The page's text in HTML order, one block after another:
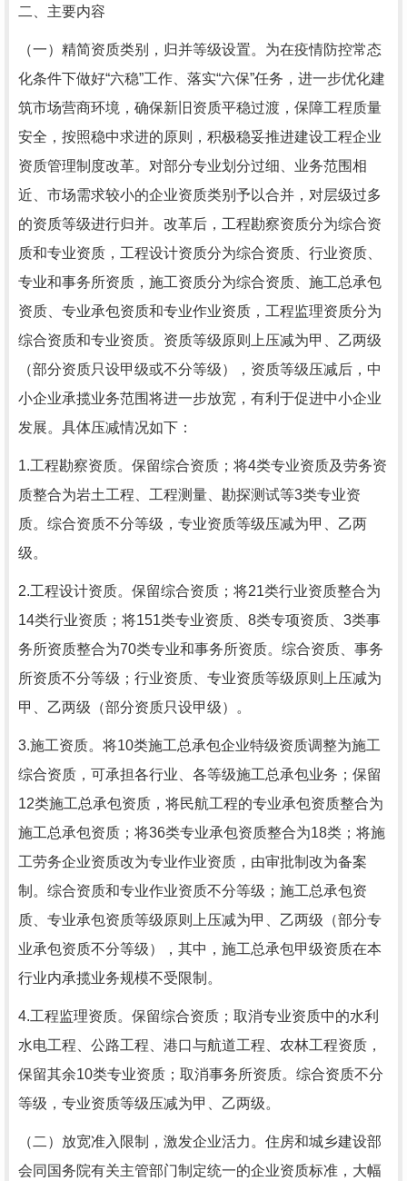
二、主要内容
（一）精简资质类别，归并等级设置。为在疫情防控常态
化条件下做好“六稳”工作、落实“六保”任务，进一步优化建
筑市场营商环境，确保新旧资质平稳过渡，保障工程质量
安全，按照稳中求进的原则，积极稳妥推进建设工程企业
资质管理制度改革。对部分专业划分过细、业务范围相
近、市场需求较小的企业资质类别予以合并，对层级过多
的资质等级进行归并。改革后，工程勘察资质分为综合资
质和专业资质，工程设计资质分为综合资质、行业资质、
专业和事务所资质，施工资质分为综合资质、施工总承包
资质、专业承包资质和专业作业资质，工程监理资质分为
综合资质和专业资质。资质等级原则上压减为甲、乙两级
（部分资质只设甲级或不分等级），资质等级压减后，中
小企业承揽业务范围将进一步放宽，有利于促进中小企业
发展。具体压减情况如下：
1.工程勘察资质。保留综合资质；将4类专业资质及劳务资
质整合为岩土工程、工程测量、勘探测试等3类专业资
质。综合资质不分等级，专业资质等级压减为甲、乙两
级。
2.工程设计资质。保留综合资质；将21类行业资质整合为
14类行业资质；将151类专业资质、8类专项资质、3类事
务所资质整合为70类专业和事务所资质。综合资质、事务
所资质不分等级；行业资质、专业资质等级原则上压减为
甲、乙两级（部分资质只设甲级）。
3.施工资质。将10类施工总承包企业特级资质调整为施工
综合资质，可承担各行业、各等级施工总承包业务；保留
12类施工总承包资质，将民航工程的专业承包资质整合为
施工总承包资质；将36类专业承包资质整合为18类；将施
工劳务企业资质改为专业作业资质，由审批制改为备案
制。综合资质和专业作业资质不分等级；施工总承包资
质、专业承包资质等级原则上压减为甲、乙两级（部分专
业承包资质不分等级），其中，施工总承包甲级资质在本
行业内承揽业务规模不受限制。
4.工程监理资质。保留综合资质；取消专业资质中的水利
水电工程、公路工程、港口与航道工程、农林工程资质，
保留其余10类专业资质；取消事务所资质。综合资质不分
等级，专业资质等级压减为甲、乙两级。
（二）放宽准入限制，激发企业活力。住房和城乡建设部
会同国务院有关主管部门制定统一的企业资质标准，大幅